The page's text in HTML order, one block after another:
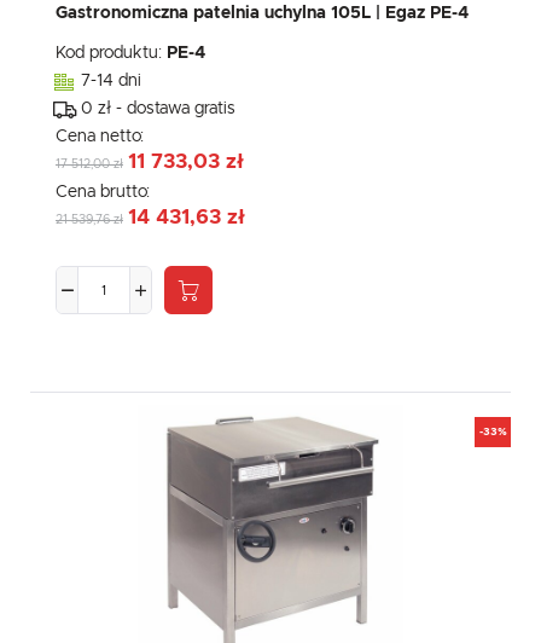
Gastronomiczna patelnia uchylna 105L | Egaz PE-4
Kod produktu: PE-4
7-14 dni
0 zł - dostawa gratis
Cena netto:
17 512,00 zł 11 733,03 zł
Cena brutto:
21 539,76 zł 14 431,63 zł
-33%